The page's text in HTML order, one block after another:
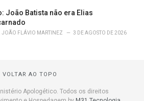
João Batista não era Elias
JOÃO FLÁVIO MARTINEZ 3 DE AGOSTO DE 2026
VOLTAR AO TOPO
Apologético. Todos os direitos